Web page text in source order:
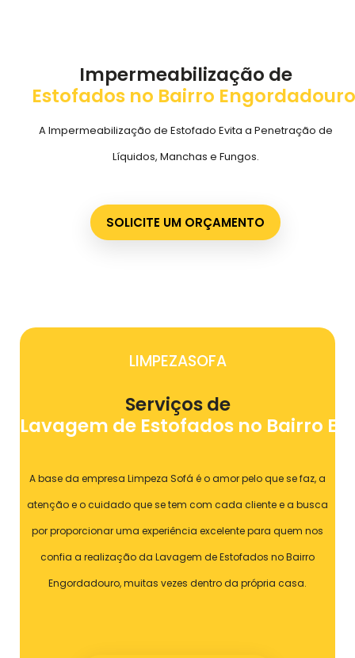
Impermeabilização de
Estofados no Bairro Engordadouro
A Impermeabilização de Estofado Evita a Penetração de
Líquidos, Manchas e Fungos.
SOLICITE UM ORÇAMENTO
LIMPEZASOFA
Serviços de
Lavagem de Estofados no Bairro
A base da empresa Limpeza Sofá é o amor pelo que se faz, a
atenção e o cuidado que se tem com cada cliente e a busca
por proporcionar uma experiência excelente para quem nos
confia a realização da Lavagem de Estofados no Bairro
Engordadouro, muitas vezes dentro da própria casa.